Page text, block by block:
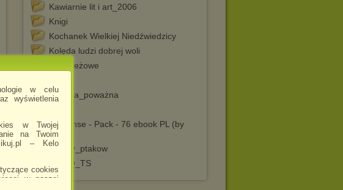
w celu
wyświetlenia
w Twojej
na Twoim
– Kelo
cookies
w naszej
Kawiarnie lit i art_2006
Knigi
Kochanek Wielkiej Niedźwiedzicy
Kolęda ludzi dobrej woli
Młodzieżowe
Muzyka_poważna
Romanse - Pack - 76 ebook PL (by
m76)
spiewy_ptakow
VIDEO_TS